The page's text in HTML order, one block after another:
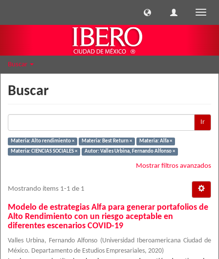
Buscar
Buscar
Ir
Materia: Alto rendimiento × Materia: Best Return ×
Materia: Alfa ×
Materia: CIENCIAS SOCIALES ×
Autor: Valles Urbina, Fernando Alfonso ×
Mostrar filtros avanzados
Mostrando ítems 1-1 de 1
Modelo de estrategias Alfa para generar portafolios de
Alto Rendimiento con un riesgo aceptable en
diferentes escenarios COVID-19
Valles Urbina, Fernando Alfonso (Universidad Iberoamericana Ciudad de
México. Departamento de Estudios Empresariales, 2020)